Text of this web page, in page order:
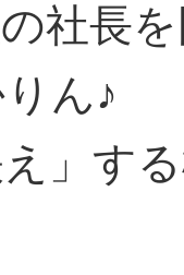
社長
ん♪
え」す